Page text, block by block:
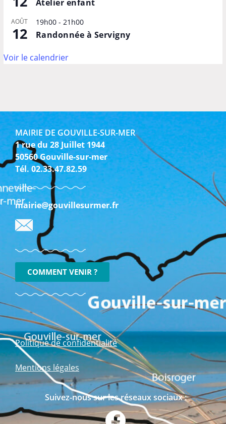
Atelier enfant
AOÛT
12
19h00- 21h00
Randonnée à Servigny
Voir le calendrier
MAIRIE DE GOUVILLE-SUR-MER
1 rue du 28 Juillet 1944
50560 Gouville-sur-mer
Tél. 02.33.47.82.59
mairie@gouvillesurmer.fr
COMMENT VENIR ?
Politique de confidentialité
Mentions légales
Suivez-nous sur les réseaux sociaux :